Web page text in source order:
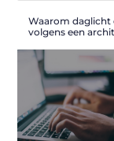
Waarom daglicht
volgens een